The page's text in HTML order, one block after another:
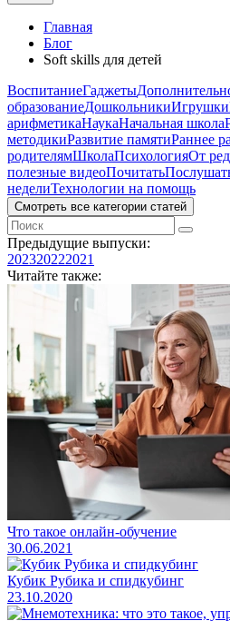
Главная
Блог
Soft skills для детей
ВоспитаниеГаджеты
образованиеДошкольникиИгрушки
арифметикаНаукаНачальная школа
методикиРазвитие памятиРаннее
родителямШколаПсихологияОт
полезные видеоПочитать
неделиТехнологии на помощь
Смотреть все категории статей
Предыдущие выпуски:
202320222021
Читайте также:
Что такое онлайн-обучение
30.06.2021
Кубик Рубика и спидкубинг
23.10.2020